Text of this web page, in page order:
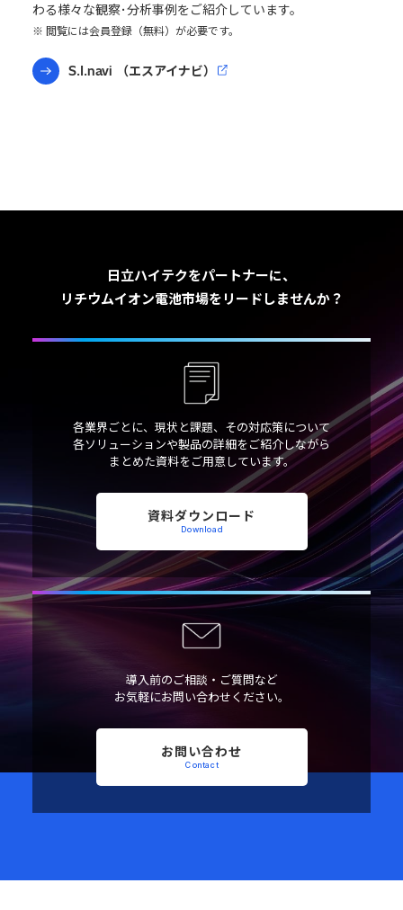
わる様々な観察･分析事例をご紹介しています。
※ 閲覧には会員登録（無料）が必要です。
S.I.navi （エスアイナビ）
日立ハイテクをパートナーに、
リチウムイオン電池市場をリードしませんか？
各業界ごとに、現状と課題、その対応策について
各ソリューションや製品の詳細をご紹介しながら
まとめた資料をご用意しています。
資料ダウンロード
Download
導入前のご相談・ご質問など
お気軽にお問い合わせください。
お問い合わせ
Contact